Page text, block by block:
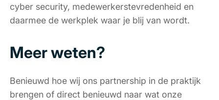
cyber security, medewerkerstevredenheid en
daarmee de werkplek waar je blij van wordt.
Meer weten?
Benieuwd hoe wij ons partnership in de praktijk
brengen of direct benieuwd naar wat onze